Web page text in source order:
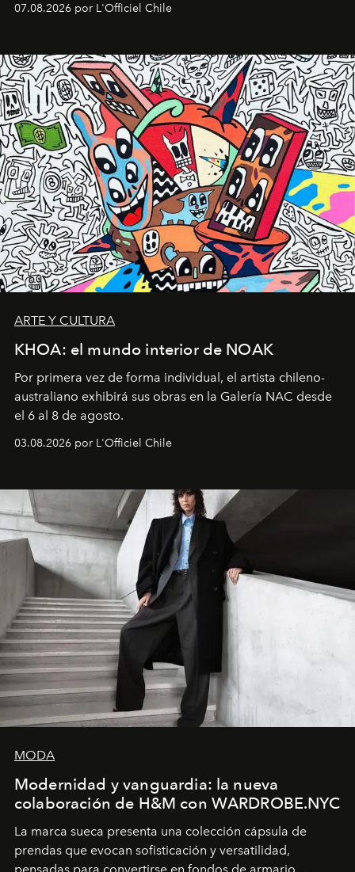
diseño y el universo outdoor.
07.08.2026 por L'Officiel Chile
ARTE Y CULTURA
KHOA: el mundo interior de NOAK
Por primera vez de forma individual, el artista chileno-
australiano exhibirá sus obras en la Galería NAC desde
el 6 al 8 de agosto.
03.08.2026 por L'Officiel Chile
MODA
Modernidad y vanguardia: la nueva
colaboración de H&M con WARDROBE.NYC
La marca sueca presenta una colección cápsula de
prendas que evocan sofisticación y versatilidad,